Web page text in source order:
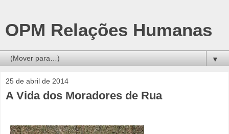
OPM Relações Humanas
▼
25 de abril de 2014
A Vida dos Moradores de Rua